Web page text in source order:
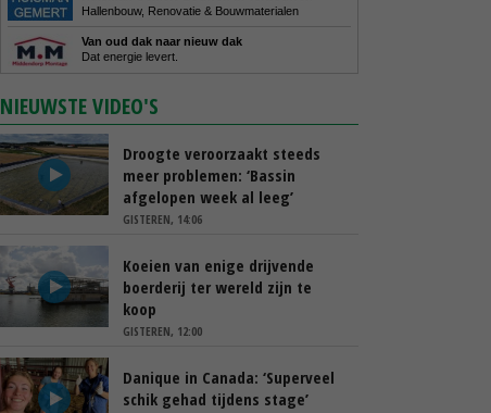
Hallenbouw, Renovatie & Bouwmaterialen
Van oud dak naar nieuw dak
Dat energie levert.
NIEUWSTE VIDEO'S
Droogte veroorzaakt steeds
meer problemen: ‘Bassin
afgelopen week al leeg’
GISTEREN, 14:06
Koeien van enige drijvende
boerderij ter wereld zijn te
koop
GISTEREN, 12:00
Danique in Canada: ‘Superveel
schik gehad tijdens stage’